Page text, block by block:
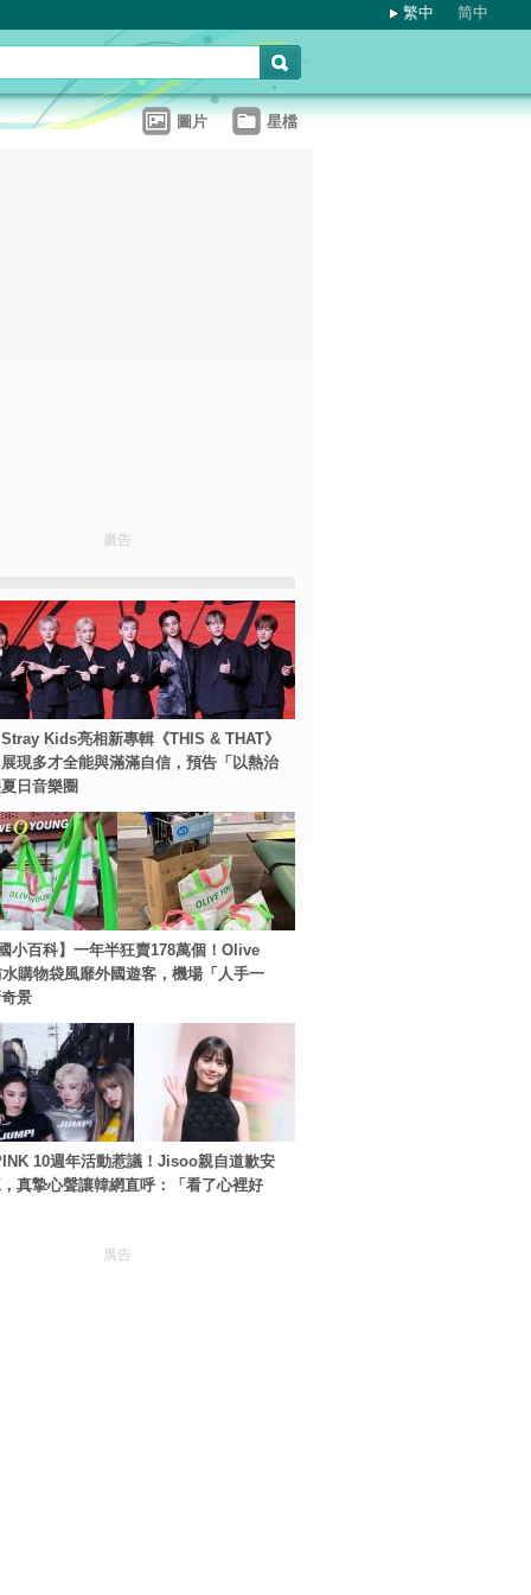
繁中 简中
圖片 星檔
廣告
Kids亮相新專輯《THIS & THAT》
現多才全能與滿滿自信，預告「以熱治
日音樂圈
小百科】一年半狂賣178萬個！Olive
購物袋風靡外國遊客，機場「人手一
景
10週年活動惹議！Jisoo親自道歉安
真摯心聲讓韓網直呼：「看了心裡好
廣告